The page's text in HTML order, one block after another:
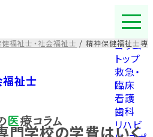
コラム
トップ
救急・
臨床
看護
歯科
リハビ
福祉士・社会福祉士 / 精神保健福祉士専
福祉士
門学校の学費はいく